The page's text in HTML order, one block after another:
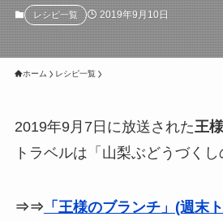
レシピ一覧 2019年9月10日
ホーム レシピ一覧
2019年9月7日に放送された王
トラベルは「山梨ぶどうづくし
⇒⇒ 「王様のブランチ」(週末